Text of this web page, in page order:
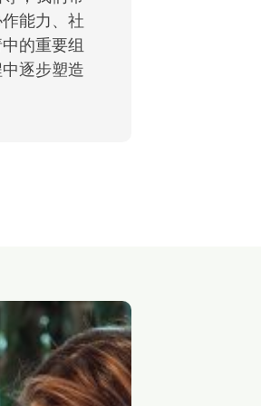
能力、社
的重要组
逐步塑造